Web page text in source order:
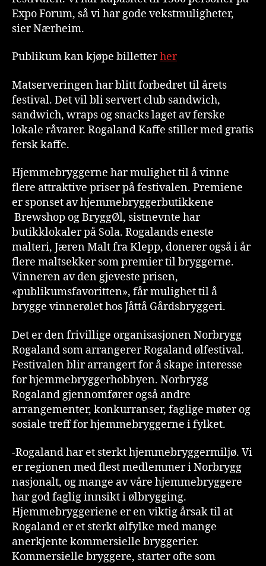
Expo Forum, så vi har gode vekstmuligheter,
sier Nærheim.
Publikum kan kjøpe billetterher
Matserveringen har blitt forbedret til årets
festival. Det vil bli servert club sandwich,
sandwich, wraps og snacks laget av ferske
lokale råvarer. Rogaland Kaffe stiller med gratis
fersk kaffe.
Hjemmebryggerne har mulighet til å vinne
flere attraktive priser på festivalen. Premiene
er sponset av hjemmebryggerbutikkene
Brewshop og BryggØl, sistnevnte har
butikklokaler på Sola. Rogalands eneste
malteri, Jæren Malt fra Klepp, donerer også i år
flere maltsekker som premier til bryggerne.
Vinneren av den gjeveste prisen,
«publikumsfavoritten», får mulighet til å
brygge vinnerølet hos Jåttå Gårdsbryggeri.
Det er den frivillige organisasjonen Norbrygg
Rogaland som arrangerer Rogaland ølfestival.
Festivalen blir arrangert for å skape interesse
for hjemmebryggerhobbyen. Norbrygg
Rogaland gjennomfører også andre
arrangementer, konkurranser, faglige møter og
sosiale treff for hjemmebryggerne i fylket.
-Rogaland har et sterkt hjemmebryggermiljø. Vi
er regionen med flest medlemmer i Norbrygg
nasjonalt, og mange av våre hjemmebryggere
har god faglig innsikt i ølbrygging.
Hjemmebryggeriene er en viktig årsak til at
Rogaland er et sterkt ølfylke med mange
anerkjente kommersielle bryggerier.
Kommersielle bryggere, starter ofte som